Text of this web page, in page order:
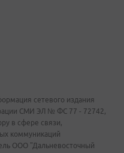
сетевого издания
СМИ ЭЛ № ФС 77 - 72742,
в сфере связи,
коммуникаций
ООО "Дальневосточный